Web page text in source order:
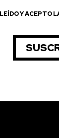
Y ACEPTO